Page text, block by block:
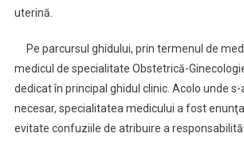
uterină.
Pe parcursul ghidului, prin termenul de
medicul de specialitate Obstetrică-
dedicat în principal ghidul clinic. Acolo unde
necesar, specialitatea medicului a fost
evitate confuziile de atribuire a